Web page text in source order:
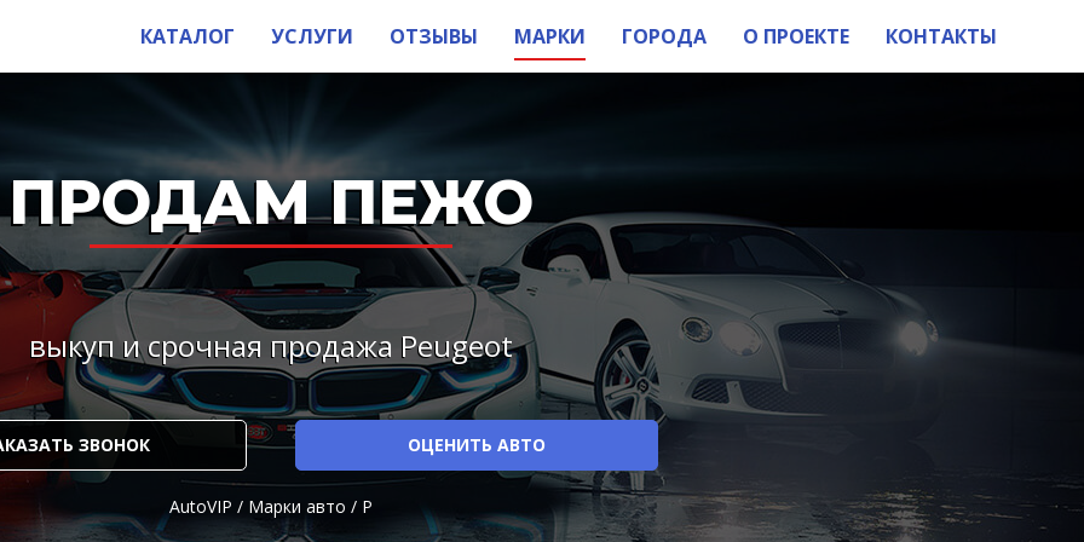
КАТАЛОГ УСЛУГИ ОТЗЫВЫ МАРКИ ГОРОДА О ПРОЕКТЕ КОНТАКТЫ
ПРОДАМ ПЕЖО
выкуп и срочная продажа Peugeot
ЗВОНОК ОЦЕНИТЬ АВТО
AutoVIP / Марки авто / P